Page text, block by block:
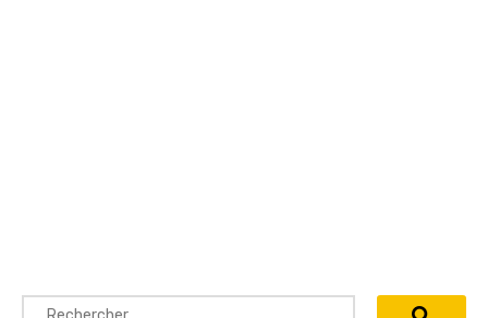
Rechercher :